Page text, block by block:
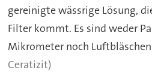
gereinigte wässrige Lösung,
Filter kommt. Es sind weder
Mikrometer noch
Ceratizit)